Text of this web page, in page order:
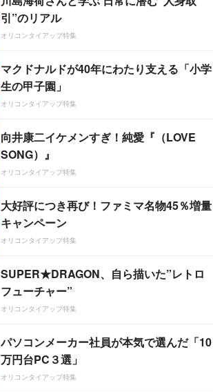
引”のリアル
オリコンタイアップ特集
マクドナルドが40年にわたり支える「小学
生の甲子園」
オリコンタイアップ特集
向井康二イケメンすぎ！純愛『（LOVE
SONG）』
オリコンタイアップ特集
大好評につき再び！ファミマ名物45％増量
キャンペーン
オリコンタイアップ特集
SUPER★DRAGON、自ら描いた”レトロ
フューチャー”
オリコンタイアップ特集
パソコンメーカー社員が本気で選んだ「10
万円台PC３選」
オリコンタイアップ特集